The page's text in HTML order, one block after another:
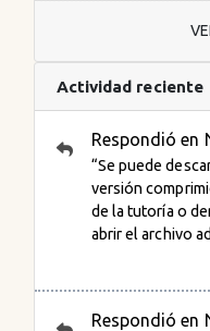
Actividad reciente
Respondió en
“Se puede
versión
de la tutoría o
abrir el archivo
Respondió en